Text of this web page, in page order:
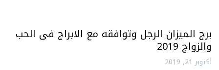
برج الميزان الرجل وتوافقه مع الابراج فى الحب
والزواج 2019
أكتوبر 21, 2019